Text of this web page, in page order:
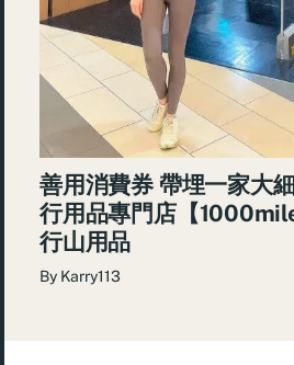
善用消費券 帶埋一家大
行用品專門店【
行山用品
By Karry113